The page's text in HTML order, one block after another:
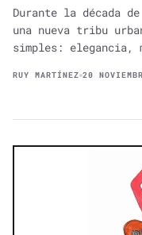
Durante la década
una nueva tribu
simples: elegancia,
RUY MARTÍNEZ 20